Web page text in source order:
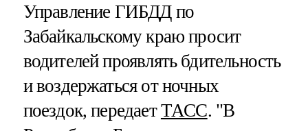
Управление ГИБДД по
Забайкальскому краю просит
водителей проявлять бдительность
и воздержаться от ночных
поездок, передаетТАСС. "В